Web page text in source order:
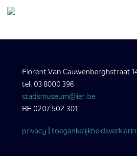
Florent Van Cauwenberghstraat
tel. 03 8000 396
stadsmuseum@lier.be
BE 0207.502.301
privacy